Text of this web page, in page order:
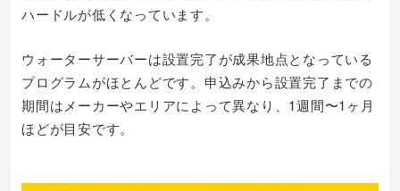
ハードルが低くなっています。
ウォーターサーバーは設置完了が成果地点となっている
プログラムがほとんどです。申込みから設置完了までの
期間はメーカーやエリアによって異なり、1週間〜1ヶ月
ほどが目安です。